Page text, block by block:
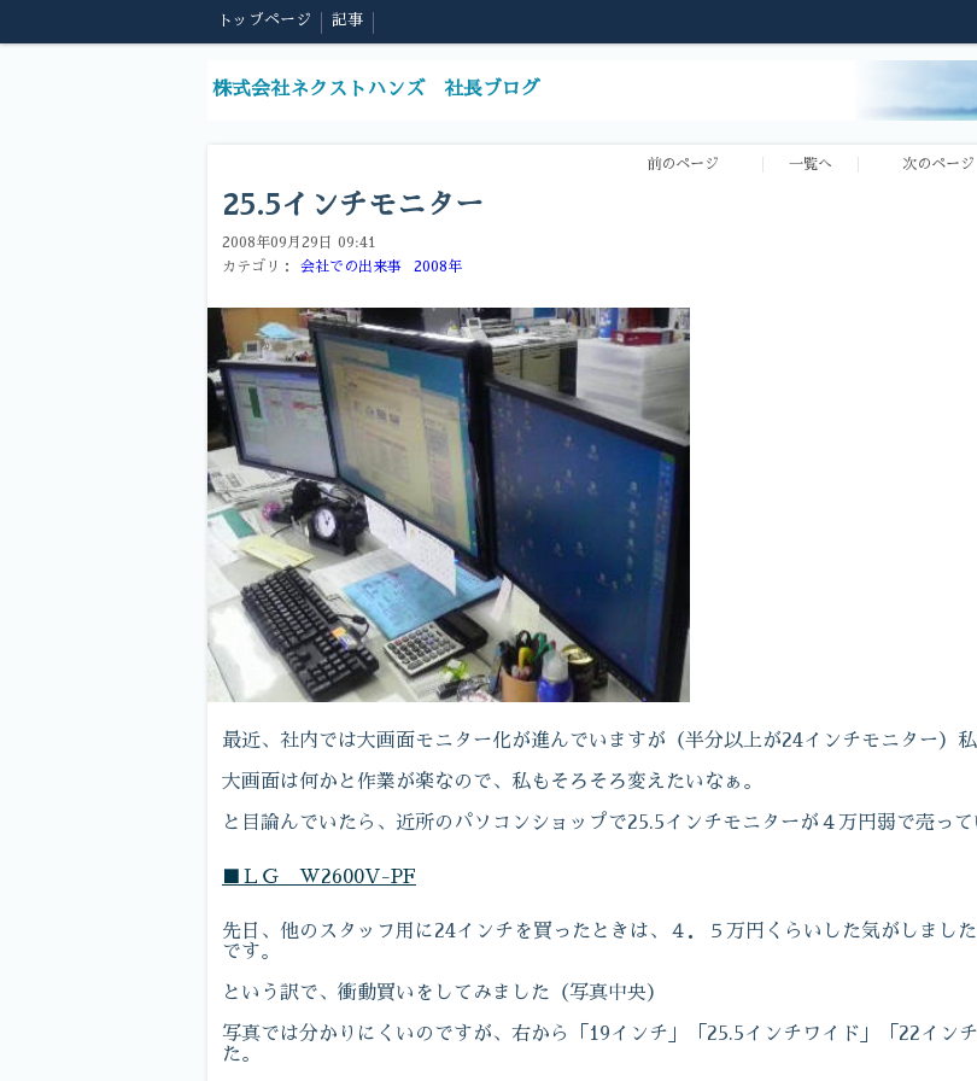
トップページ 記事
株式会社ネクストハンズ 社長ブログ
前のページ 一覧へ 次のページ
25.5インチモニター
2008年09月29日 09:41
カテゴリ：
会社での出来事 2008年
最近、社内では大画面モニター化が進んでいますが（半分以上が24インチモニター）
大画面は何かと作業が楽なので、私もそろそろ変えたいなぁ。
と目論んでいたら、近所のパソコンショップで25.5インチモニターが４万円弱で売って
■ＬＧ W2600V-PF
先日、他のスタッフ用に24インチを買ったときは、４．５万円くらいした気がしまし
です。
という訳で、衝動買いをしてみました（写真中央）
写真では分かりにくいのですが、右から「19インチ」「25.5インチワイド」「22イン
た。